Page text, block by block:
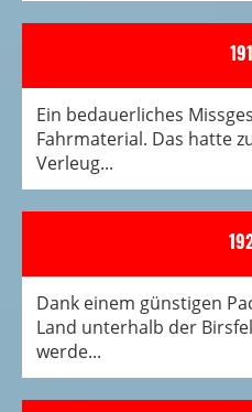
Ein bedauerliches
Fahrmaterial. Das hatte
Verleug...
Dank einem günstigen
Land unterhalb der
werde...